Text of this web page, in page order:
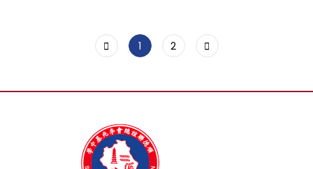
1 2